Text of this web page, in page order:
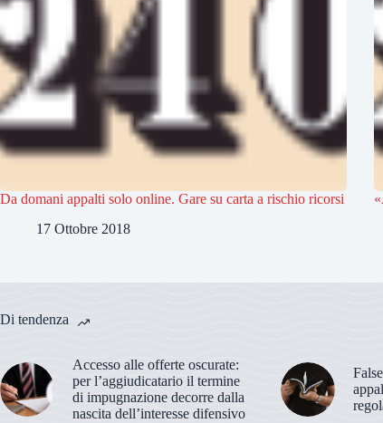
Da domani appalti solo online. Gare su carta a rischio ricorsi
17 Ottobre 2018
Di tendenza
Accesso alle offerte oscurate:
per l’aggiudicatario il termine
di impugnazione decorre dalla
nascita dell’interesse difensivo